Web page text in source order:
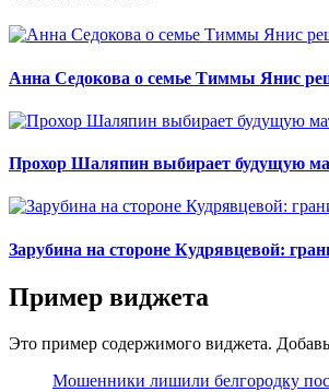
Анна Седокова о семье Тиммы Янис
Прохор Шаляпин выбирает будущую
Зарубина на стороне Кудрявцевой:
Пример виджета
Это пример содержимого виджета.
Мошенники лишили белгородку